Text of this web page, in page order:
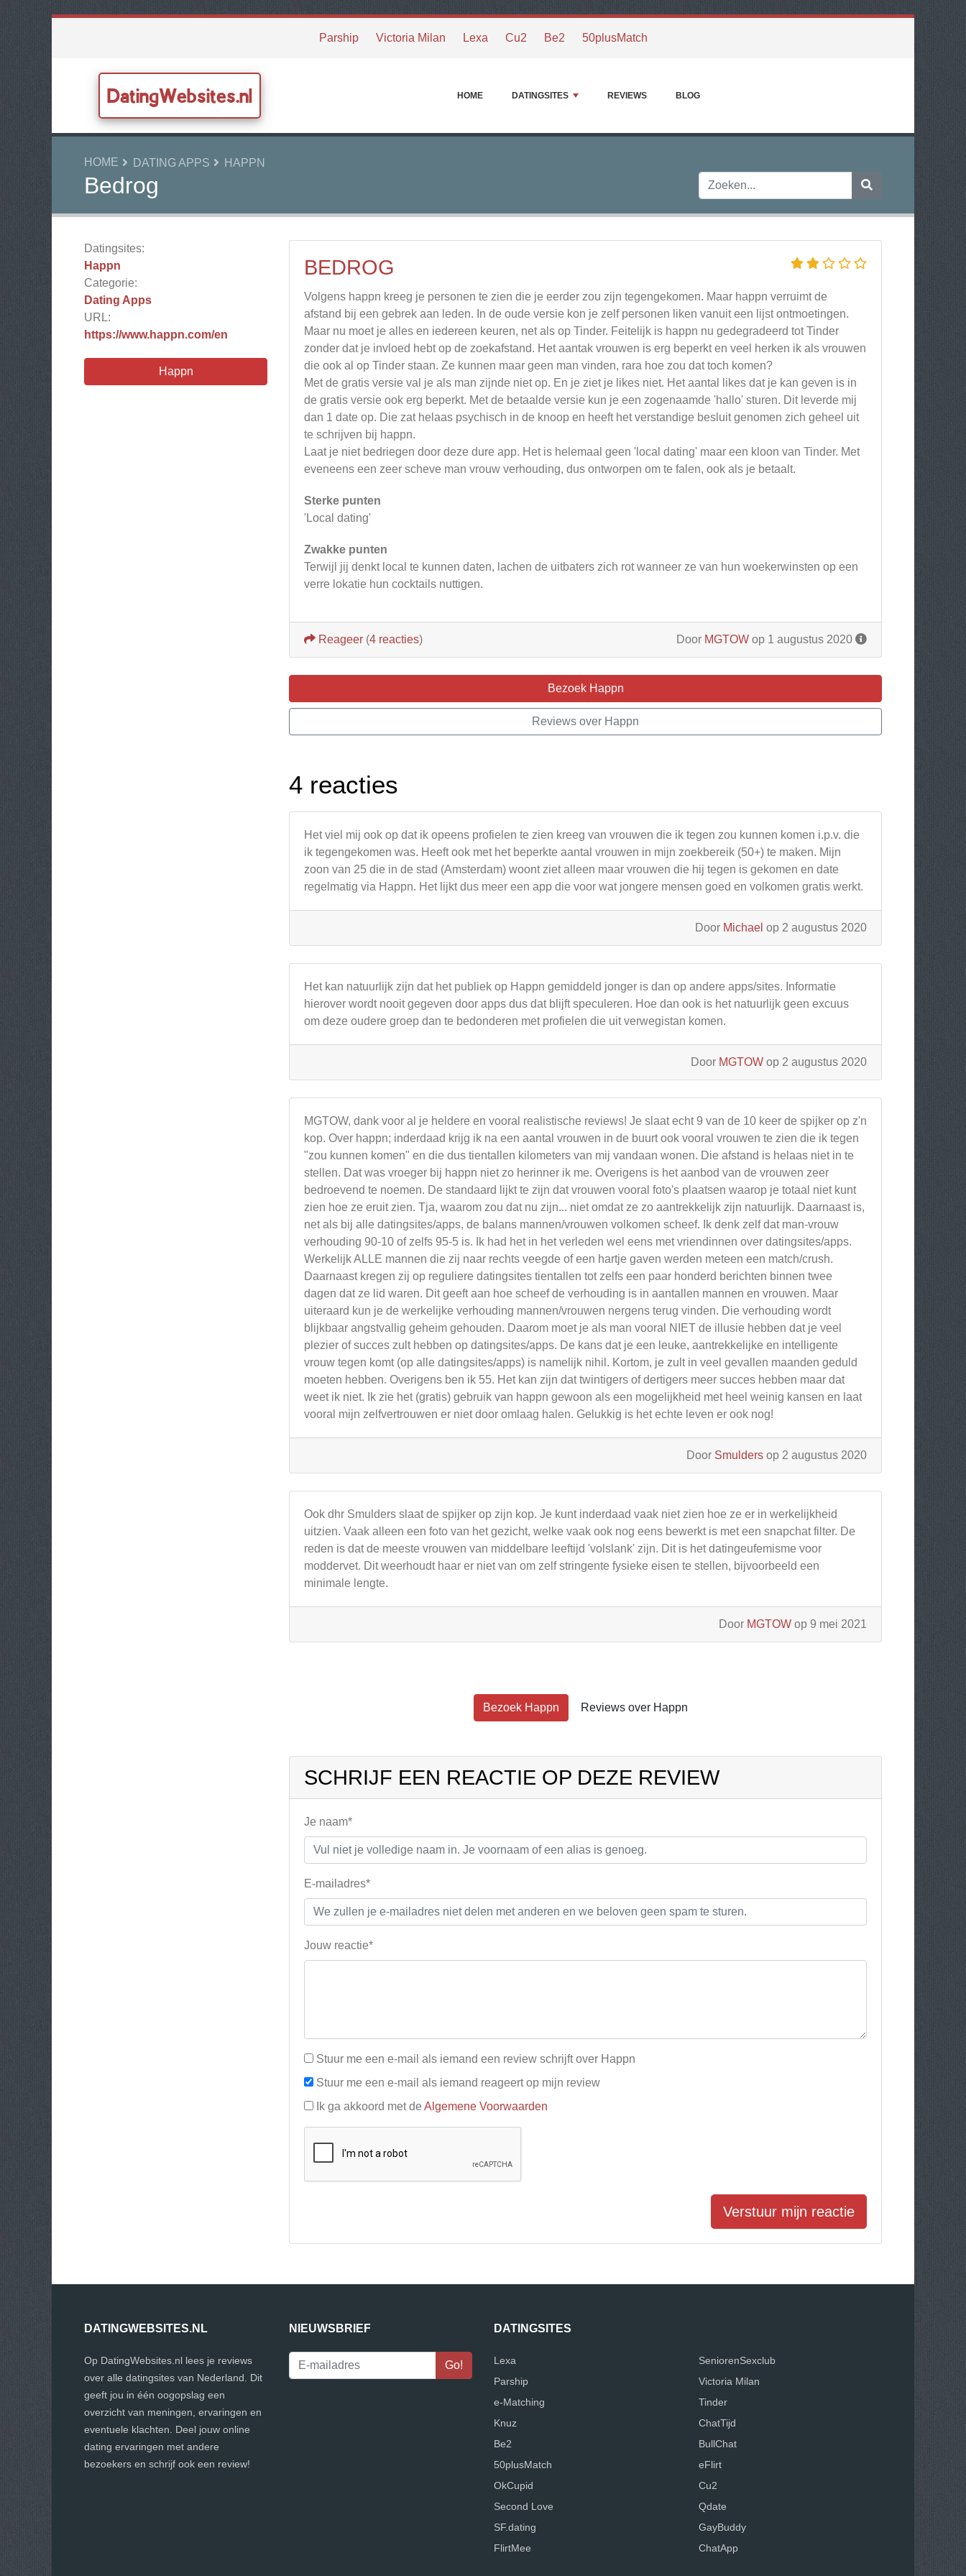
Parship Victoria Milan Lexa Cu2 Be2 50plusMatch
DatingWebsites.nl HOME DATINGSITES REVIEWS BLOG
HOME DATING APPS HAPPN
Bedrog
Datingsites:
Happn
Categorie:
Dating Apps
URL:
https://www.happn.com/en
Happn
BEDROG
Volgens happn kreeg je personen te zien die je eerder zou zijn tegengekomen. Maar happn verruimt de
afstand bij een gebrek aan leden. In de oude versie kon je zelf personen liken vanuit een lijst ontmoetingen.
Maar nu moet je alles en iedereen keuren, net als op Tinder. Feitelijk is happn nu gedegradeerd tot Tinder
zonder dat je invloed hebt op de zoekafstand. Het aantak vrouwen is erg beperkt en veel herken ik als vrouwen
die ook al op Tinder staan. Ze kunnen maar geen man vinden, rara hoe zou dat toch komen?
Met de gratis versie val je als man zijnde niet op. En je ziet je likes niet. Het aantal likes dat je kan geven is in
de gratis versie ook erg beperkt. Met de betaalde versie kun je een zogenaamde 'hallo' sturen. Dit leverde mij
dan 1 date op. Die zat helaas psychisch in de knoop en heeft het verstandige besluit genomen zich geheel uit
te schrijven bij happn.
Laat je niet bedriegen door deze dure app. Het is helemaal geen 'local dating' maar een kloon van Tinder. Met
eveneens een zeer scheve man vrouw verhouding, dus ontworpen om te falen, ook als je betaalt.
Sterke punten
'Local dating'
Zwakke punten
Terwijl jij denkt local te kunnen daten, lachen de uitbaters zich rot wanneer ze van hun woekerwinsten op een
verre lokatie hun cocktails nuttigen.
Door MGTOW op 1 augustus 2020
Reageer (4 reacties)
Bezoek Happn
Reviews over Happn
4 reacties
Het viel mij ook op dat ik opeens profielen te zien kreeg van vrouwen die ik tegen zou kunnen komen i.p.v. die
ik tegengekomen was. Heeft ook met het beperkte aantal vrouwen in mijn zoekbereik (50+) te maken. Mijn
zoon van 25 die in de stad (Amsterdam) woont ziet alleen maar vrouwen die hij tegen is gekomen en date
regelmatig via Happn. Het lijkt dus meer een app die voor wat jongere mensen goed en volkomen gratis werkt.
Door Michael op 2 augustus 2020
Het kan natuurlijk zijn dat het publiek op Happn gemiddeld jonger is dan op andere apps/sites. Informatie
hierover wordt nooit gegeven door apps dus dat blijft speculeren. Hoe dan ook is het natuurlijk geen excuus
om deze oudere groep dan te bedonderen met profielen die uit verwegistan komen.
Door MGTOW op 2 augustus 2020
MGTOW, dank voor al je heldere en vooral realistische reviews! Je slaat echt 9 van de 10 keer de spijker op z'n
kop. Over happn; inderdaad krijg ik na een aantal vrouwen in de buurt ook vooral vrouwen te zien die ik tegen
"zou kunnen komen" en die dus tientallen kilometers van mij vandaan wonen. Die afstand is helaas niet in te
stellen. Dat was vroeger bij happn niet zo herinner ik me. Overigens is het aanbod van de vrouwen zeer
bedroevend te noemen. De standaard lijkt te zijn dat vrouwen vooral foto's plaatsen waarop je totaal niet kunt
zien hoe ze eruit zien. Tja, waarom zou dat nu zijn... niet omdat ze zo aantrekkelijk zijn natuurlijk. Daarnaast is,
net als bij alle datingsites/apps, de balans mannen/vrouwen volkomen scheef. Ik denk zelf dat man-vrouw
verhouding 90-10 of zelfs 95-5 is. Ik had het in het verleden wel eens met vriendinnen over datingsites/apps.
Werkelijk ALLE mannen die zij naar rechts veegde of een hartje gaven werden meteen een match/crush.
Daarnaast kregen zij op reguliere datingsites tientallen tot zelfs een paar honderd berichten binnen twee
dagen dat ze lid waren. Dit geeft aan hoe scheef de verhouding is in aantallen mannen en vrouwen. Maar
uiteraard kun je de werkelijke verhouding mannen/vrouwen nergens terug vinden. Die verhouding wordt
blijkbaar angstvallig geheim gehouden. Daarom moet je als man vooral NIET de illusie hebben dat je veel
plezier of succes zult hebben op datingsites/apps. De kans dat je een leuke, aantrekkelijke en intelligente
vrouw tegen komt (op alle datingsites/apps) is namelijk nihil. Kortom, je zult in veel gevallen maanden geduld
moeten hebben. Overigens ben ik 55. Het kan zijn dat twintigers of dertigers meer succes hebben maar dat
weet ik niet. Ik zie het (gratis) gebruik van happn gewoon als een mogelijkheid met heel weinig kansen en laat
vooral mijn zelfvertrouwen er niet door omlaag halen. Gelukkig is het echte leven er ook nog!
Door Smulders op 2 augustus 2020
Ook dhr Smulders slaat de spijker op zijn kop. Je kunt inderdaad vaak niet zien hoe ze er in werkelijkheid
uitzien. Vaak alleen een foto van het gezicht, welke vaak ook nog eens bewerkt is met een snapchat filter. De
reden is dat de meeste vrouwen van middelbare leeftijd 'volslank' zijn. Dit is het datingeufemisme voor
moddervet. Dit weerhoudt haar er niet van om zelf stringente fysieke eisen te stellen, bijvoorbeeld een
minimale lengte.
Door MGTOW op 9 mei 2021
Bezoek Happn Reviews over Happn
SCHRIJF EEN REACTIE OP DEZE REVIEW
Je naam*
E-mailadres*
Jouw reactie*
Stuur me een e-mail als iemand een review schrijft over Happn
Stuur me een e-mail als iemand reageert op mijn review
Ik ga akkoord met de Algemene Voorwaarden
Verstuur mijn reactie
DATINGWEBSITES.NL
Op DatingWebsites.nl lees je reviews
over alle datingsites van Nederland. Dit
geeft jou in één oogopslag een
overzicht van meningen, ervaringen en
eventuele klachten. Deel jouw online
dating ervaringen met andere
bezoekers en schrijf ook een review!
NIEUWSBRIEF DATINGSITES
Lexa
Parship
e-Matching
Knuz
Be2
50plusMatch
OkCupid
Second Love
SF.dating
FlirtMee
SeniorenSexclub
Victoria Milan
Tinder
ChatTijd
BullChat
eFlirt
Cu2
Qdate
GayBuddy
ChatApp